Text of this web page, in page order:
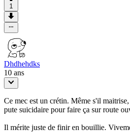
1
Dhdhehdks
10 ans
Ce mec est un crétin. Même s'il
pute suicidaire pour faire ça sur route
Il mérite juste de finir en bouillie.